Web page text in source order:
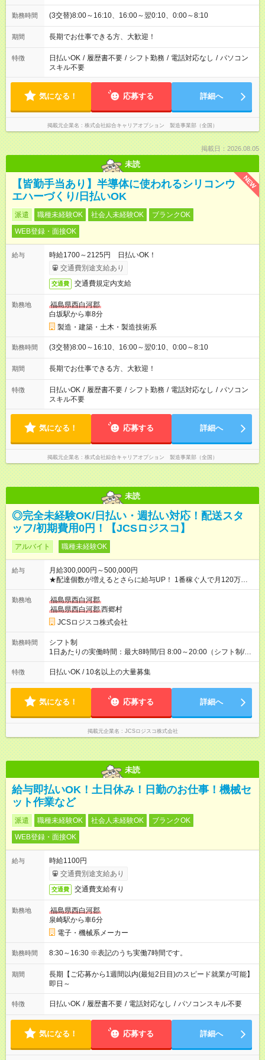
勤務時間 (3交替)8:00～16:10、16:00～翌0:10、0:00～8:10
期間 長期でお仕事できる方、大歓迎！
特徴 日払いOK / 履歴書不要 / シフト勤務 / 電話対応なし / パソコン
スキル不要
気になる！ 応募する 詳細へ
掲載元企業名 株式会社綜合キャリアオプション 製造事業部（全国）
掲載日：2026.08.05
未読
NEW
【皆勤手当あり】半導体に使われるシリコンウ
エハーづくり/日払いOK
派遣 職種未経験OK 社会人未経験OK
ブランクOK
WEB登録・面接OK
給与
時給1700～2125円 日払いOK！
交通費別途支給あり
交通費 交通費規定内支給
勤務地
福島県西白河郡
白坂駅から車8分
製造・建築・土木・製造技術系
勤務時間 (3交替)8:00～16:10、16:00～翌0:10、0:00～8:10
期間 長期でお仕事できる方、大歓迎！
特徴 日払いOK / 履歴書不要 / シフト勤務 / 電話対応なし / パソコン
スキル不要
気になる！ 応募する 詳細へ
掲載元企業名 株式会社綜合キャリアオプション 製造事業部（全国）
未読
◎完全未経験OK/日払い・週払い対応！配送スタ
ッフ/初期費用0円！【JCSロジスコ】
アルバイト 職種未経験OK
給与
月給300,000円～500,000円
★配達個数が増えるとさらに給与UP！ 1番稼ぐ人で月120万ほ
ど！ ・主要都市エリア 月収55万円／週5日稼働 月収65万~112
万円／週6日稼働 ・地方郊外エリア 月収40万円／週5日稼働 月
収40万円~50万円／週6日稼働 ＜モデルイメージ＞ ■月収50万
円 (27歳男性/江東区在住)※元建築関係 1日150個配達×25日勤務
(日休み) ■月収80万円(43歳男性/墨田区在住)※元営業 1日200個
勤務地
福島県西白河郡
福島県西白河郡西郷村
JCSロジスコ株式会社
勤務時間
シフト制
1日あたりの実働時間：最大8時間/日 8:00～20:00（シフト制/実
働8時間） ※週5日勤務（場所次第では週4も有り） ※配達状況に
よって時間外での勤務可能性有り ※案件により多少の前後あり
特徴 日払いOK / 10名以上の大量募集
気になる！ 応募する 詳細へ
掲載元企業名 JCSロジスコ株式会社
未読
給与即払いOK！土日休み！日勤のお仕事！機械セ
ット作業など
派遣 職種未経験OK 社会人未経験OK
ブランクOK
WEB登録・面接OK
給与
時給1100円
交通費別途支給あり
交通費 交通費支給有り
勤務地
福島県西白河郡
泉崎駅から車6分
電子・機械系メーカー
勤務時間 8:30～16:30 ※表記のうち実働7時間です。
期間
長期【ご応募から1週間以内(最短2日目)のスピード就業が可能】
即日～
特徴 日払いOK / 履歴書不要 / 電話対応なし / パソコンスキル不要
気になる！ 応募する 詳細へ